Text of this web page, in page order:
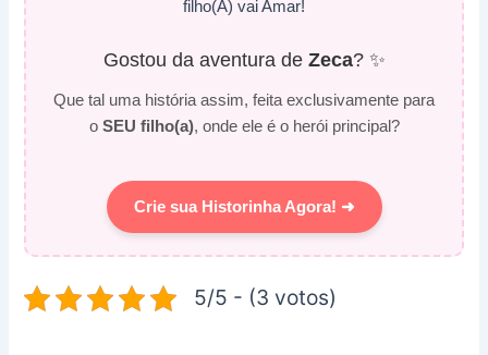
filho(A) vai Amar!
Gostou da aventura de Zeca? ✨
Que tal uma história assim, feita exclusivamente para
o SEU filho(a), onde ele é o herói principal?
Crie sua Historinha Agora! ➜
5/5 - (3 votos)